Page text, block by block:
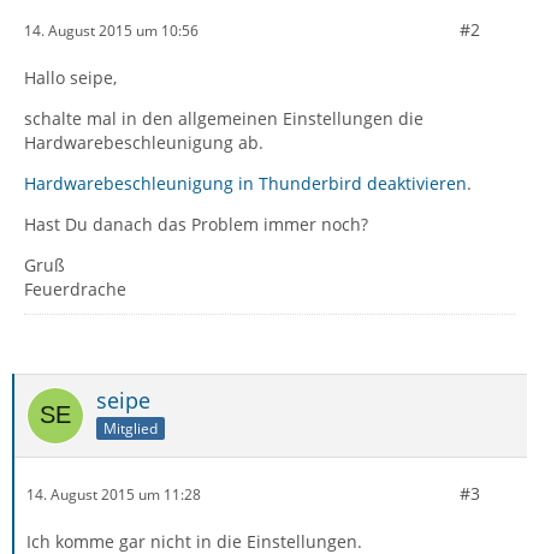
14. August 2015 um 10:56 #2
Hallo seipe,
schalte mal in den allgemeinen Einstellungen die
Hardwarebeschleunigung ab.
Hardwarebeschleunigung in Thunderbird deaktivieren.
Hast Du danach das Problem immer noch?
Gruß
Feuerdrache
seipe
Mitglied
14. August 2015 um 11:28 #3
Ich komme gar nicht in die Einstellungen.